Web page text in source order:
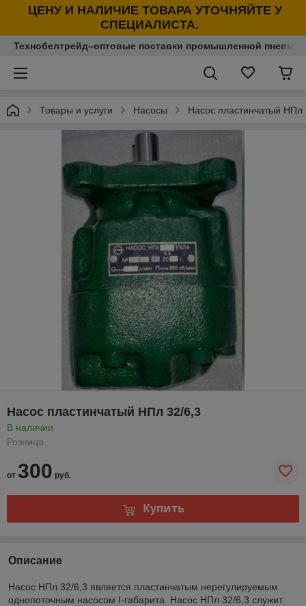
ЦЕНУ И НАЛИЧИЕ ТОВАРА УТОЧНЯЙТЕ У
СПЕЦИАЛИСТА.
Технобелтрейд–оптовые поставки промышленной
Товары и услуги Насосы Насос пластинчатый НПл
Насос пластинчатый НПл 32/6,3
В наличии
Розница
от 300 руб.
Купить
Описание
Насос НПл 32/6,3 является пластинчатым нерегулируемым
однопоточным насосом I-габарита. Насос НПл 32/6,3 служит